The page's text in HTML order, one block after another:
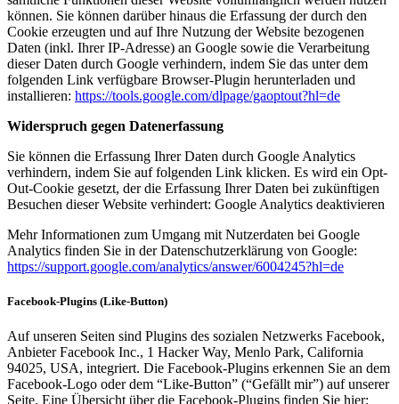
können. Sie können darüber hinaus die Erfassung der durch den
Cookie erzeugten und auf Ihre Nutzung der Website bezogenen
Daten (inkl. Ihrer IP-Adresse) an Google sowie die Verarbeitung
dieser Daten durch Google verhindern, indem Sie das unter dem
folgenden Link verfügbare Browser-Plugin herunterladen und
installieren: https://tools.google.com/dlpage/gaoptout?hl=de
Widerspruch gegen Datenerfassung
Sie können die Erfassung Ihrer Daten durch Google Analytics
verhindern, indem Sie auf folgenden Link klicken. Es wird ein Opt-
Out-Cookie gesetzt, der die Erfassung Ihrer Daten bei zukünftigen
Besuchen dieser Website verhindert: Google Analytics deaktivieren
Mehr Informationen zum Umgang mit Nutzerdaten bei Google
Analytics finden Sie in der Datenschutzerklärung von Google:
https://support.google.com/analytics/answer/6004245?hl=de
Facebook-Plugins (Like-Button)
Auf unseren Seiten sind Plugins des sozialen Netzwerks Facebook,
Anbieter Facebook Inc., 1 Hacker Way, Menlo Park, California
94025, USA, integriert. Die Facebook-Plugins erkennen Sie an dem
Facebook-Logo oder dem “Like-Button” (“Gefällt mir”) auf unserer
Seite. Eine Übersicht über die Facebook-Plugins finden Sie hier: